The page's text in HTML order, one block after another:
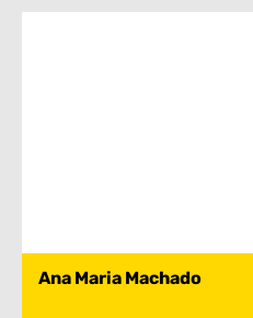
Ana Maria Machado